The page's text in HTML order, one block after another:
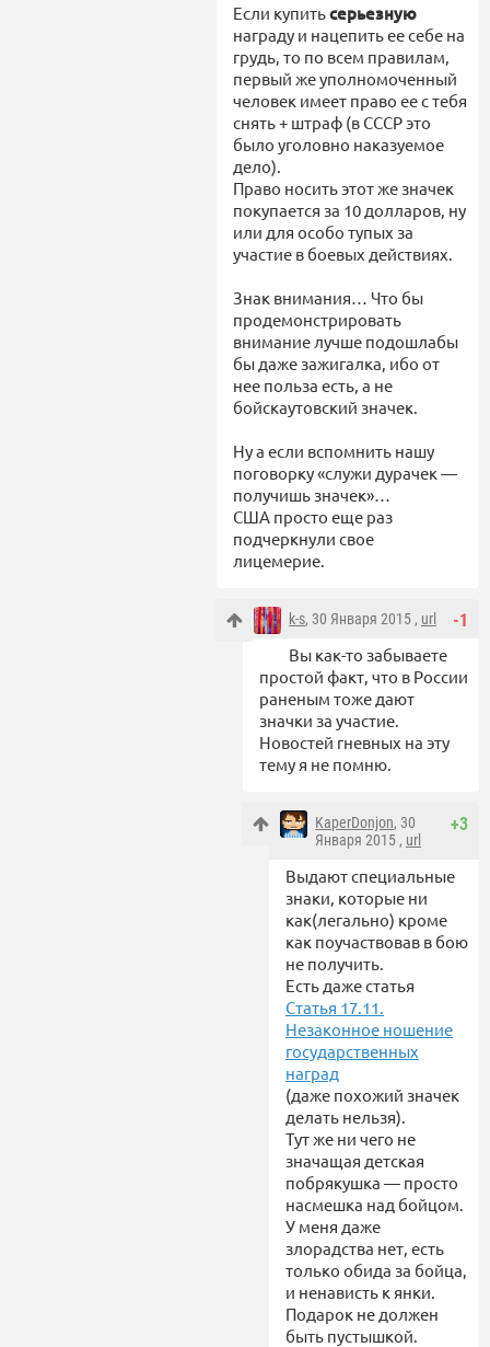
Если купитьсерьезную
награду и нацепить ее себе на
грудь, то по всем правилам,
первый же уполномоченный
человек имеет право ее с тебя
снять + штраф (в СССР это
было уголовно наказуемое
дело).
Право носить этот же значек
покупается за 10 долларов, ну
или для особо тупых за
участие в боевых действиях.
Знак внимания… Что бы
продемонстрировать
внимание лучше подошлабы
бы даже зажигалка, ибо от
нее польза есть, а не
бойскаутовский значек.
Ну а если вспомнить нашу
поговорку «служи дурачек —
получишь значек»…
США просто еще раз
подчеркнули свое
лицемерие.
-1
k-s, 30 Января 2015 , url
Вы как-то забываете
простой факт, что в России
раненым тоже дают
значки за участие.
Новостей гневных на эту
тему я не помню.
+3
KaperDonjon, 30
Января 2015 , url
Выдают специальные
знаки, которые ни
как(легально) кроме
как поучаствовав в бою
не получить.
Есть даже статья
Статья 17.11.
Незаконное ношение
государственных
наград
(даже похожий значек
делать нельзя).
Тут же ни чего не
значащая детская
побрякушка — просто
насмешка над бойцом.
У меня даже
злорадства нет, есть
только обида за бойца,
и ненависть к янки.
Подарок не должен
быть пустышкой.